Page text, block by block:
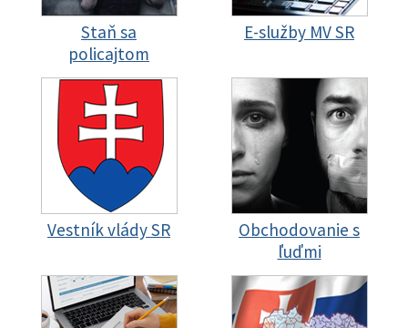
Staň sa
policajtom
E-služby MV SR
Vestník vlády SR
Obchodovanie s
ľuďmi